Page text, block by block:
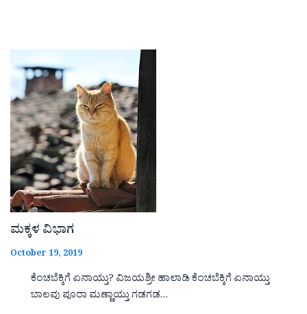
ಮಕ್ಕಳ ವಿಭಾಗ
October 19, 2019
ಕೆಂಚಬೆಕ್ಕಿಗೆ ಏನಾಯ್ತು? ವಿಜಯಶ್ರೀ ಹಾಲಾಡಿ ಕೆಂಚಬೆಕ್ಕಿಗೆ ಏನಾಯ್ತು
ಬಾಲವು ಪೂರಾ ಮಣ್ಣಾಯ್ತು ಗಡಗಡ…